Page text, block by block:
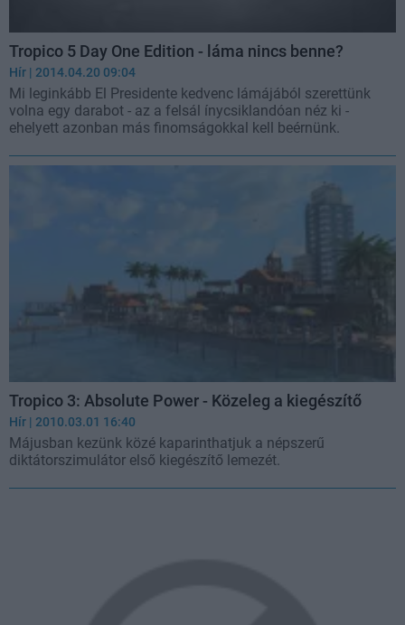
Tropico 5 Day One Edition - láma nincs benne?
Hír | 2014.04.20 09:04
Mi leginkább El Presidente kedvenc lámájából szerettünk
volna egy darabot - az a felsál ínycsiklandóan néz ki -
ehelyett azonban más finomságokkal kell beérnünk.
Tropico 3: Absolute Power - Közeleg a kiegészítő
Hír | 2010.03.01 16:40
Májusban kezünk közé kaparinthatjuk a népszerű
diktátorszimulátor első kiegészítő lemezét.